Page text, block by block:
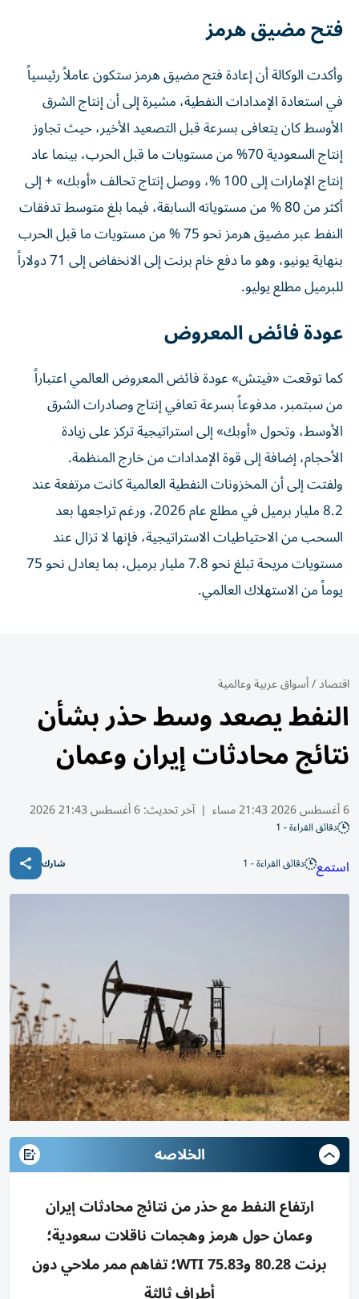
فتح مضيق هرمز
وأكدت الوكالة أن إعادة فتح مضيق هرمز ستكون عاملاً رئيسياً
في استعادة الإمدادات النفطية، مشيرة إلى أن إنتاج الشرق
الأوسط كان يتعافى بسرعة قبل التصعيد الأخير، حيث تجاوز
إنتاج السعودية 70% من مستويات ما قبل الحرب، بينما عاد
إنتاج الإمارات إلى 100 %، ووصل إنتاج تحالف «أوبك» + إلى
أكثر من 80 % من مستوياته السابقة، فيما بلغ متوسط تدفقات
النفط عبر مضيق هرمز نحو 75 % من مستويات ما قبل الحرب
بنهاية يونيو، وهو ما دفع خام برنت إلى الانخفاض إلى 71 دولاراً
للبرميل مطلع يوليو.
عودة فائض المعروض
كما توقعت «فيتش» عودة فائض المعروض العالمي اعتباراً
من سبتمبر، مدفوعاً بسرعة تعافي إنتاج وصادرات الشرق
الأوسط، وتحول «أوبك» إلى استراتيجية تركز على زيادة
الأحجام، إضافة إلى قوة الإمدادات من خارج المنظمة.
ولفتت إلى أن المخزونات النفطية العالمية كانت مرتفعة عند
8.2 مليار برميل في مطلع عام 2026، ورغم تراجعها بعد
السحب من الاحتياطيات الاستراتيجية، فإنها لا تزال عند
مستويات مريحة تبلغ نحو 7.8 مليار برميل، بما يعادل نحو 75
يوماً من الاستهلاك العالمي.
اقتصاد/أسواق عربية وعالمية
النفط يصعد وسط حذر بشأن
نتائج محادثات إيران وعمان
6 أغسطس 2026 21:43 مساء | آخر تحديث:6 أغسطس 21:43 2026
دقائق القراءة - 1
استمع دقائق القراءة - 1 شارك
الخلاصه
ارتفاع النفط مع حذر من نتائج محادثات إيران
وعمان حول هرمز وهجمات ناقلات سعودية؛
برنت 80.28 وWTI 75.83؛ تفاهم ممر ملاحي دون